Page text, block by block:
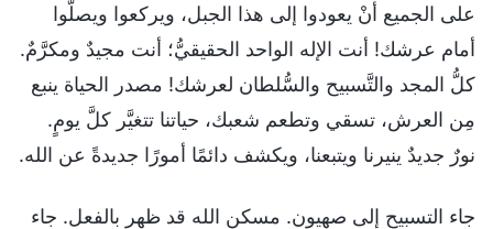
على الجميع أنْ يعودوا إلى هذا الجبل، ويركعوا ويصلُّوا
أمام عرشك! أنت الإله الواحد الحقيقيُّ؛ أنت مجيدٌ ومكرَّمٌ.
كلُّ المجد والتَّسبيح والسُّلطان لعرشك! مصدر الحياة ينبع
مِن العرش، تسقي وتطعم شعبك، حياتنا تتغيَّر كلَّ يومٍ.
نورٌ جديدٌ ينيرنا ويتبعنا، ويكشف دائمًا أمورًا جديدةً عن الله.
جاء التسبيح إلى صهيون. مسكن الله قد ظهر بالفعل. جاء